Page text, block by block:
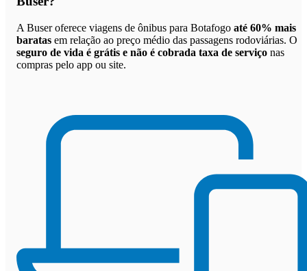
A Buser oferece viagens de ônibus para Botafogo até 60% mais
baratas em relação ao preço médio das passagens rodoviárias. O
seguro de vida é grátis e não é cobrada taxa de serviço nas
compras pelo app ou site.